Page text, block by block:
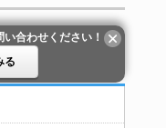
合わせください！
る